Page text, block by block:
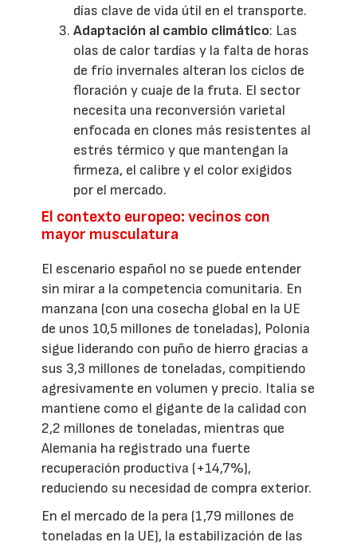
días clave de vida útil en el transporte.
Adaptación al cambio climático: Las
olas de calor tardías y la falta de horas
de frío invernales alteran los ciclos de
floración y cuaje de la fruta. El sector
necesita una reconversión varietal
enfocada en clones más resistentes al
estrés térmico y que mantengan la
firmeza, el calibre y el color exigidos
por el mercado.
El contexto europeo: vecinos con
mayor musculatura
El escenario español no se puede entender
sin mirar a la competencia comunitaria. En
manzana (con una cosecha global en la UE
de unos 10,5 millones de toneladas), Polonia
sigue liderando con puño de hierro gracias a
sus 3,3 millones de toneladas, compitiendo
agresivamente en volumen y precio. Italia se
mantiene como el gigante de la calidad con
2,2 millones de toneladas, mientras que
Alemania ha registrado una fuerte
recuperación productiva (+14,7%),
reduciendo su necesidad de compra exterior.
En el mercado de la pera (1,79 millones de
toneladas en la UE), la estabilización de las